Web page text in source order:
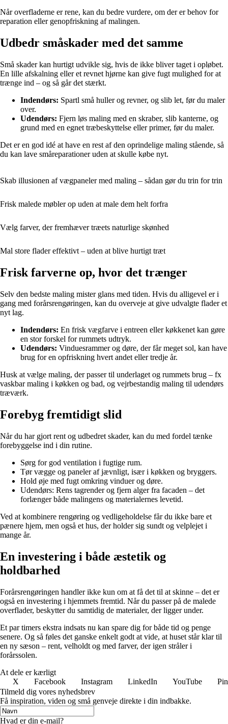
Når overfladerne er rene, kan du bedre vurdere, om der er behov for
reparation eller genopfriskning af malingen.
Udbedr småskader med det samme
Små skader kan hurtigt udvikle sig, hvis de ikke bliver taget i opløbet.
En lille afskalning eller et revnet hjørne kan give fugt mulighed for at
trænge ind – og så går det stærkt.
Indendørs: Spartl små huller og revner, og slib let, før du maler
over.
Udendørs: Fjern løs maling med en skraber, slib kanterne, og
grund med en egnet træbeskyttelse eller primer, før du maler.
Det er en god idé at have en rest af den oprindelige maling stående, så
du kan lave småreparationer uden at skulle købe nyt.
Skab illusionen af vægpaneler med maling – sådan gør du trin for trin
Frisk malede møbler op uden at male dem helt forfra
Vælg farver, der fremhæver træets naturlige skønhed
Mal store flader effektivt – uden at blive hurtigt træt
Frisk farverne op, hvor det trænger
Selv den bedste maling mister glans med tiden. Hvis du alligevel er i
gang med forårsrengøringen, kan du overveje at give udvalgte flader et
nyt lag.
Indendørs: En frisk vægfarve i entreen eller køkkenet kan gøre
en stor forskel for rummets udtryk.
Udendørs: Vinduesrammer og døre, der får meget sol, kan have
brug for en opfriskning hvert andet eller tredje år.
Husk at vælge maling, der passer til underlaget og rummets brug – fx
vaskbar maling i køkken og bad, og vejrbestandig maling til udendørs
træværk.
Forebyg fremtidigt slid
Når du har gjort rent og udbedret skader, kan du med fordel tænke
forebyggelse ind i din rutine.
Sørg for god ventilation i fugtige rum.
Tør vægge og paneler af jævnligt, især i køkken og bryggers.
Hold øje med fugt omkring vinduer og døre.
Udendørs: Rens tagrender og fjern alger fra facaden – det
forlænger både malingens og materialernes levetid.
Ved at kombinere rengøring og vedligeholdelse får du ikke bare et
pænere hjem, men også et hus, der holder sig sundt og velplejet i
mange år.
En investering i både æstetik og
holdbarhed
Forårsrengøringen handler ikke kun om at få det til at skinne – det er
også en investering i hjemmets fremtid. Når du passer på de malede
overflader, beskytter du samtidig de materialer, der ligger under.
Et par timers ekstra indsats nu kan spare dig for både tid og penge
senere. Og så føles det ganske enkelt godt at vide, at huset står klar til
en ny sæson – rent, velholdt og med farver, der igen stråler i
forårssolen.
At dele er kærligt
X
Facebook Instagram LinkedIn YouTube
Tilmeld dig vores nyhedsbrev
Få inspiration, viden og små genveje direkte i din indbakke.
Hvad er din e-mail?